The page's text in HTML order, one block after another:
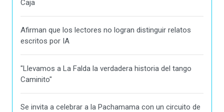
Caja
Afirman que los lectores no logran distinguir relatos
escritos por IA
"Llevamos a La Falda la verdadera historia del tango
Caminito"
Se invita a celebrar a la Pachamama con un circuito de